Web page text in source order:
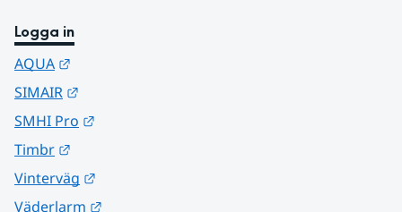
Logga in
AQUA
SIMAIR
SMHI Pro
Timbr
Vinterväg
Väderlarm